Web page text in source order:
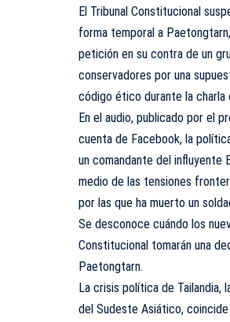
El Tribunal Constitucional
forma temporal a
petición en su contra de un
conservadores por una
código ético durante la charla
En el audio, publicado por el
cuenta de Facebook, la
un comandante del influyente
medio de las tensiones
por las que ha muerto un
Se desconoce cuándo los
Constitucional tomarán una
Paetongtarn.
La crisis política de Tailandia,
del Sudeste Asiático,